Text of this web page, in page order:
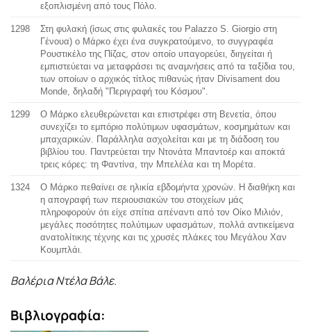
εξοπλισμένη από τους Πόλο.
1298
Στη φυλακή (ίσως στις φυλακές του Palazzo S. Giorgio στη
Γένουα) ο Μάρκο έχει ένα συγκρατούμενο, το συγγραφέα
Ρουστικέλο της Πίζας, στον οποίο υπαγορεύει, διηγείται ή
εμπιστεύεται να μεταφράσει τις αναμνήσεις από τα ταξίδια του,
των οποίων ο αρχικός τίτλος πιθανώς ήταν Divisament dou
Monde, δηλαδή "Περιγραφή του Κόσμου".
1299
Ο Μάρκο ελευθερώνεται και επιστρέφει στη Βενετία, όπου
συνεχίζει το εμπόριο πολύτιμων υφασμάτων, κοσμημάτων και
μπαχαρικών. Παράλληλα ασχολείται και με τη διάδοση του
βιβλίου του. Παντρεύεται την Ντονάτα Μπαντοέρ και αποκτά
τρεις κόρες: τη Φαντίνα, την Μπελέλα και τη Μορέτα.
1324
Ο Μάρκο πεθαίνει σε ηλικία εβδομήντα χρονών. Η διαθήκη και
η απογραφή των περιουσιακών του στοιχείων μάς
πληροφορούν ότι είχε σπίτια απέναντι από τον Οίκο Μιλιόν,
μεγάλες ποσότητες πολύτιμων υφασμάτων, πολλά αντικείμενα
ανατολίτικης τέχνης και τις χρυσές πλάκες του Μεγάλου Χαν
Κουμπλάι.
Βαλέρια Ντέλα Βάλε.
Βιβλιογραφία: